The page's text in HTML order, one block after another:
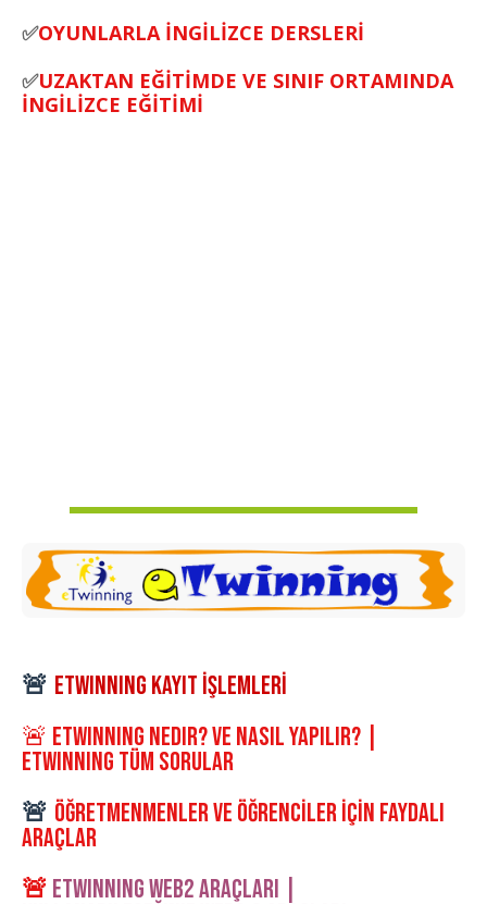
✅OYUNLARLA İNGİLİZCE DERSLERİ
✅UZAKTAN EĞİTİMDE VE SINIF ORTAMINDA
İNGİLİZCE EĞİTİMİ
🚨 eTwinninG KAYIT İŞLEMLERİ
🚨 eTwinning Nedir? ve Nasıl Yapılır? |
eTwinning Tüm Sorular
🚨 ÖĞRETMENMENLER VE ÖĞRENCİLER İÇİN FAYDALI
ARAÇLAR
🚨 eTwinning Web2 Araçları |